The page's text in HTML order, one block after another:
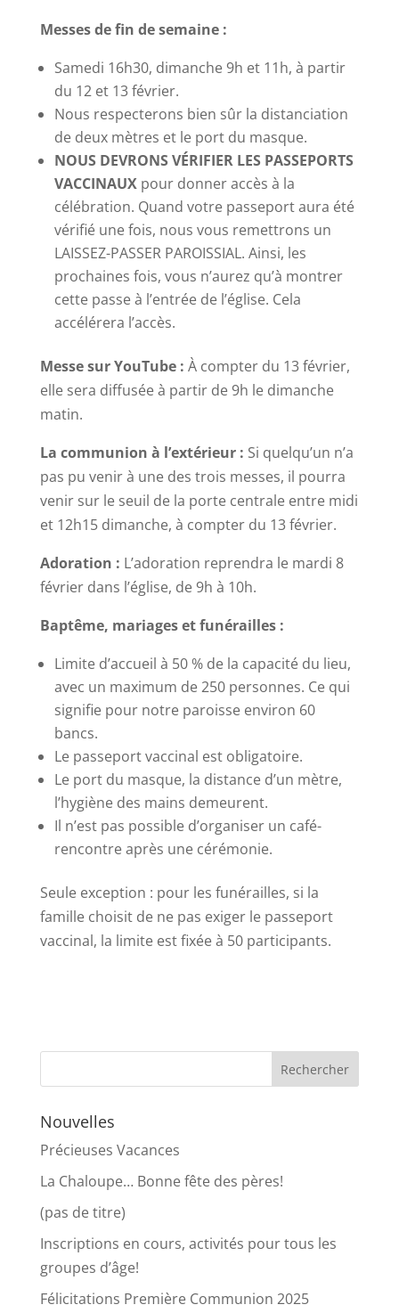
Messes de fin de semaine :
Samedi 16h30, dimanche 9h et 11h, à partir
du 12 et 13 février.
Nous respecterons bien sûr la distanciation
de deux mètres et le port du masque.
NOUS DEVRONS VÉRIFIER LES PASSEPORTS
VACCINAUX pour donner accès à la
célébration. Quand votre passeport aura été
vérifié une fois, nous vous remettrons un
LAISSEZ-PASSER PAROISSIAL. Ainsi, les
prochaines fois, vous n’aurez qu’à montrer
cette passe à l’entrée de l’église. Cela
accélérera l’accès.
Messe sur YouTube : À compter du 13 février,
elle sera diffusée à partir de 9h le dimanche
matin.
La communion à l’extérieur : Si quelqu’un n’a
pas pu venir à une des trois messes, il pourra
venir sur le seuil de la porte centrale entre midi
et 12h15 dimanche, à compter du 13 février.
Adoration : L’adoration reprendra le mardi 8
février dans l’église, de 9h à 10h.
Baptême, mariages et funérailles :
Limite d’accueil à 50 % de la capacité du lieu,
avec un maximum de 250 personnes. Ce qui
signifie pour notre paroisse environ 60
bancs.
Le passeport vaccinal est obligatoire.
Le port du masque, la distance d’un mètre,
l’hygiène des mains demeurent.
Il n’est pas possible d’organiser un café-
rencontre après une cérémonie.
Seule exception : pour les funérailles, si la
famille choisit de ne pas exiger le passeport
vaccinal, la limite est fixée à 50 participants.
Nouvelles
Précieuses Vacances
La Chaloupe… Bonne fête des pères!
(pas de titre)
Inscriptions en cours, activités pour tous les
groupes d’âge!
Félicitations Première Communion 2025